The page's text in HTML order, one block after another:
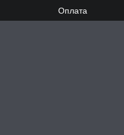
Оплата